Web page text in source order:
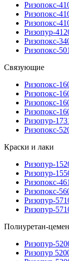
Ризопокс-
Ризопокс-
Ризопокс-
Ризопур-
Ризопокс-
Ризопокс-
Связующие
Ризопокс-
Ризопокс-
Ризопокс-
Ризопокс-
Ризопур-
Ризопокс-
Краски и лаки
Ризопур-
Ризопур-
Ризопокс-
Ризопокс-
Ризопур-
Ризопур-
Полиуретан-
Ризопур-
Ризопур